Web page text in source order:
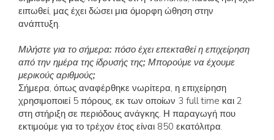
ειπωθεί, μας έχει δώσει μια όμορφη ώθηση στην
ανάπτυξη.
Μιλήστε για το σήμερα: πόσο έχει επεκταθεί η επιχείρηση
από την ημέρα της ίδρυσής της; Μπορούμε να έχουμε
μερικούς αριθμούς;
Σήμερα, όπως αναφέρθηκε νωρίτερα, η επιχείρηση
χρησιμοποιεί 5 πόρους, εκ των οποίων 3 full time και 2
στη στήριξη σε περιόδους ανάγκης. Η παραγωγή που
εκτιμούμε για το τρέχον έτος είναι 850 εκατόλιτρα.